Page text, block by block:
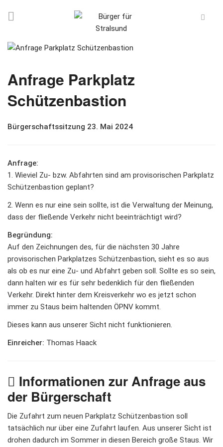
Anfrage Parkplatz
Schützenbastion
Bürgerschaftssitzung 23. Mai 2024
Anfrage:
1. Wieviel Zu- bzw. Abfahrten sind am provisorischen Parkplatz
Schützenbastion geplant?
2. Wenn es nur eine sein sollte, ist die Verwaltung der Meinung,
dass der fließende Verkehr nicht beeinträchtigt wird?
Begründung:
Auf den Zeichnungen des, für die nächsten 30 Jahre
provisorischen Parkplatzes Schützenbastion, sieht es so aus
als ob es nur eine Zu- und Abfahrt geben soll. Sollte es so sein,
dann halten wir es für sehr bedenklich für den fließenden
Verkehr. Direkt hinter dem Kreisverkehr wo es jetzt schon
immer zu Staus beim haltenden ÖPNV kommt.
Dieses kann aus unserer Sicht nicht funktionieren.
Einreicher: Thomas Haack
Informationen zur Anfrage aus
der Bürgerschaft
Die Zufahrt zum neuen Parkplatz Schützenbastion soll
tatsächlich nur über eine Zufahrt laufen. Aus unserer Sicht ist
drohen dadurch im Sommer in diesen Bereich große Staus. Wir